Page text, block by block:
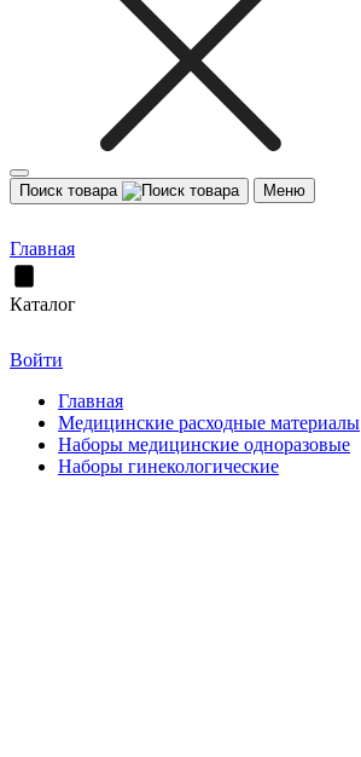
Поиск товара Меню
Главная
Каталог
Войти
Главная
Медицинские расходные материалы
Наборы медицинские одноразовые
Наборы гинекологические